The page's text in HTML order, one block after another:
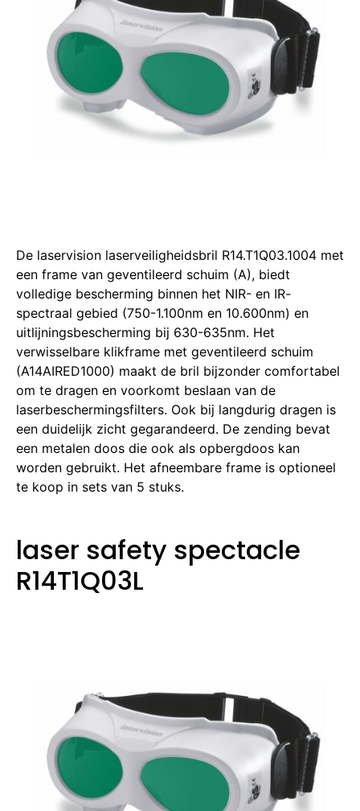
De laservision laserveiligheidsbril R14.T1Q03.1004 met
een frame van geventileerd schuim (A), biedt
volledige bescherming binnen het NIR- en IR-
spectraal gebied (750-1.100nm en 10.600nm) en
uitlijningsbescherming bij 630-635nm. Het
verwisselbare klikframe met geventileerd schuim
(A14AIRED1000) maakt de bril bijzonder comfortabel
om te dragen en voorkomt beslaan van de
laserbeschermingsfilters. Ook bij langdurig dragen is
een duidelijk zicht gegarandeerd. De zending bevat
een metalen doos die ook als opbergdoos kan
worden gebruikt. Het afneembare frame is optioneel
te koop in sets van 5 stuks.
laser safety spectacle
R14T1Q03L